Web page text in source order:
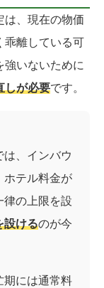
は、現在の物価
乖離している可
強いないために
しが必要です。
、インバウ
ホテル料金が
律の上限を設
設けるのが今
期には通常料